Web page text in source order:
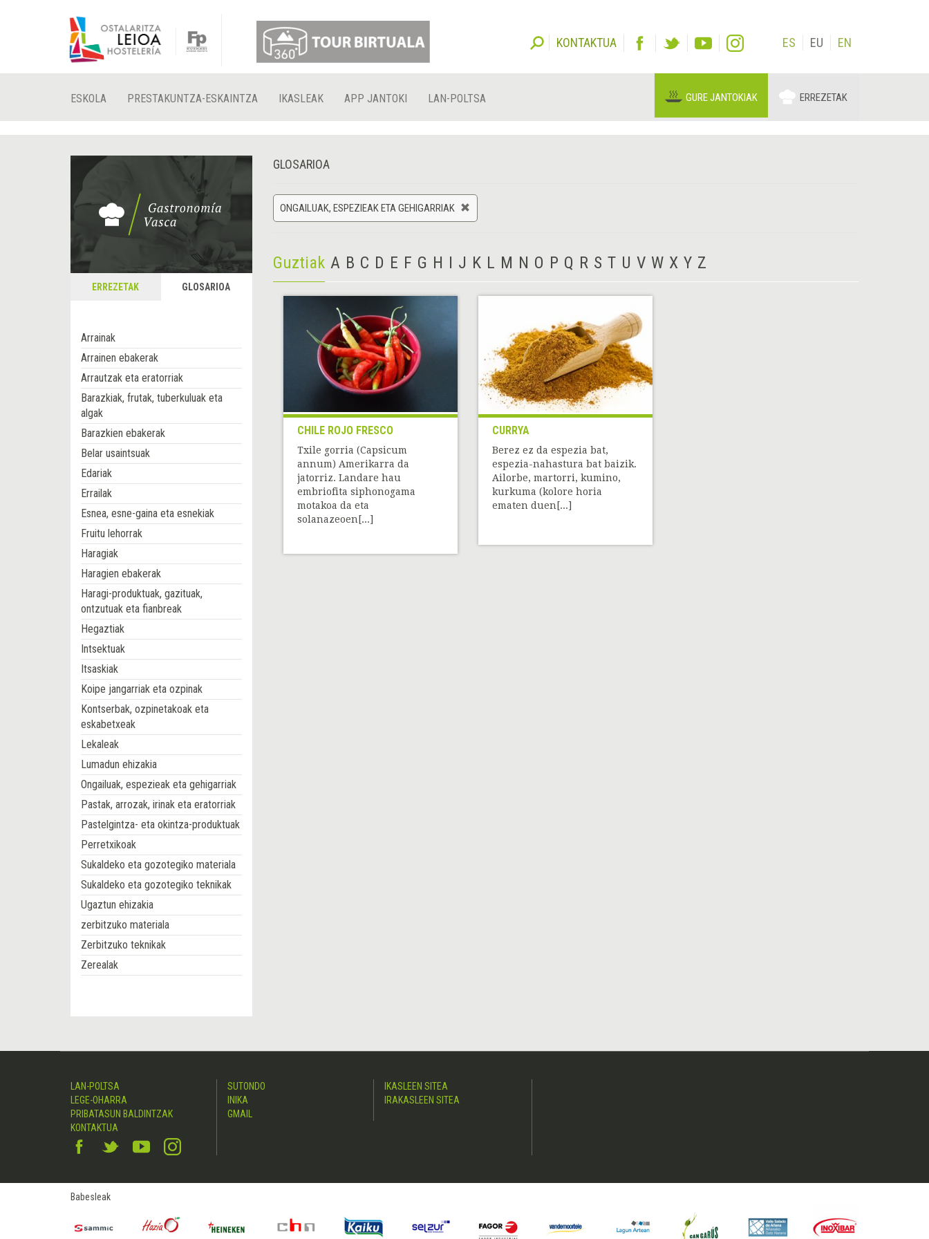
KONTAKTUA ES EU EN
ESKOLA PRESTAKUNTZA-ESKAINTZA IKASLEAK APP JANTOKI LAN-POLTSA GURE JANTOKIAK ERREZETAK
ERREZETAK GLOSARIOA
Arrainak
Arrainen ebakerak
Arrautzak eta eratorriak
Barazkiak, frutak, tuberkuluak eta
algak
Barazkien ebakerak
Belar usaintsuak
Edariak
Errailak
Esnea, esne-gaina eta esnekiak
Fruitu lehorrak
Haragiak
Haragien ebakerak
Haragi-produktuak, gazituak,
ontzutuak eta fianbreak
Hegaztiak
Intsektuak
Itsaskiak
Koipe jangarriak eta ozpinak
Kontserbak, ozpinetakoak eta
eskabetxeak
Lekaleak
Lumadun ehizakia
Ongailuak, espezieak eta gehigarriak
Pastak, arrozak, irinak eta eratorriak
Pastelgintza- eta okintza-produktuak
Perretxikoak
Sukaldeko eta gozotegiko materiala
Sukaldeko eta gozotegiko teknikak
Ugaztun ehizakia
zerbitzuko materiala
Zerbitzuko teknikak
Zerealak
GLOSARIOA
ONGAILUAK, ESPEZIEAK ETA GEHIGARRIAK
Guztiak A B C D E F G H I J K L M N O P Q R S T U V W X Y Z
CHILE ROJO FRESCO
Txile gorria (Capsicum
annum) Amerikarra da
jatorriz. Landare hau
embriofita siphonogama
motakoa da eta
solanazeoen[...]
CURRYA
Berez ez da espezia bat,
espezia-nahastura bat baizik.
Ailorbe, martorri, kumino,
kurkuma (kolore horia
ematen duen[...]
LAN-POLTSA
LEGE-OHARRA
PRIBATASUN BALDINTZAK
KONTAKTUA
SUTONDO
INIKA
GMAIL
IKASLEEN SITEA
IRAKASLEEN SITEA
Babesleak